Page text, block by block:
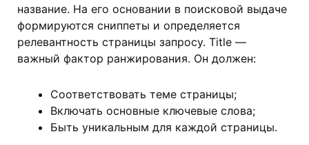
название. На его основании в поисковой выдаче
формируются сниппеты и определяется
релевантность страницы запросу. Title —
важный фактор ранжирования. Он должен:
Соответствовать теме страницы;
Включать основные ключевые слова;
Быть уникальным для каждой страницы.